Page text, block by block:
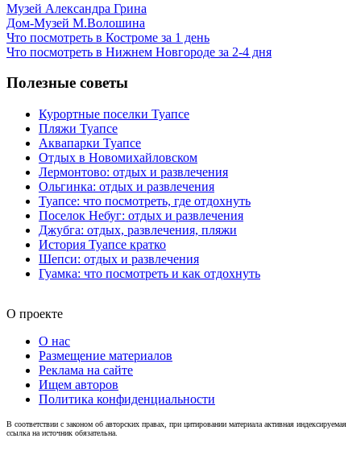
Музей Александра Грина
Дом-Музей М.Волошина
Что посмотреть в Костроме за 1 день
Что посмотреть в Нижнем Новгороде за 2-4 дня
Полезные советы
Курортные поселки Туапсе
Пляжи Туапсе
Аквапарки Туапсе
Отдых в Новомихайловском
Лермонтово: отдых и развлечения
Ольгинка: отдых и развлечения
Туапсе: что посмотреть, где отдохнуть
Поселок Небуг: отдых и развлечения
Джубга: отдых, развлечения, пляжи
История Туапсе кратко
Шепси: отдых и развлечения
Гуамка: что посмотреть и как отдохнуть
О проекте
О нас
Размещение материалов
Реклама на сайте
Ищем авторов
Политика конфиденциальности
В соответствии с законом об авторских правах, при цитировании материала активная индексируемая
ссылка на источник обязательна.